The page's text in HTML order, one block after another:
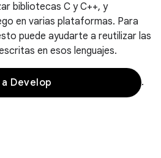
bibliotecas C y C++, y
en varias plataformas. Para
puede ayudarte a reutilizar las
en esos lenguajes.
a Develop .